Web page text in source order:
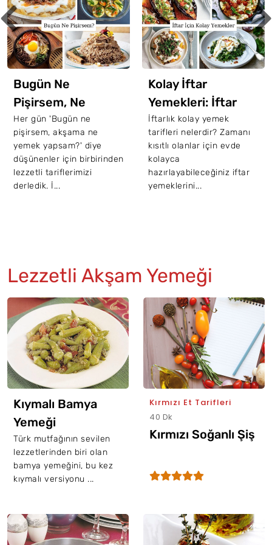
Kolay İftar
Yemekleri: İftar
İçin 20 Kolay Tarif
İftarlık kolay yemek
tarifleri nelerdir? Zamanı
kısıtlı olanlar için evde
kolayca
hazırlayabileceğiniz iftar
yemeklerini...
İftara Özel 45
Enfes Çorba Tarifi
İftar için pratik çorba
tarifleri mi arıyorsunuz?
İşte, Ramazan ayında
sofralarınızdan eksik
etmek istemeyeceğiniz
Lezzetli Akşam Yemeği
Kıymalı Bamya
Yemeği
Türk mutfağının sevilen
lezzetlerinden biri olan
bamya yemeğini, bu kez
kıymalı versiyonu ...
Kırmızı Et Tarifleri
40 Dk
Kırmızı Soğanlı Şiş